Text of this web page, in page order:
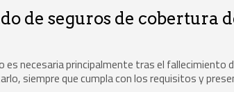
de seguros de cobertura
necesaria principalmente tras el fallecimiento
siempre que cumpla con los requisitos y